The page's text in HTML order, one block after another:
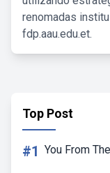
renomadas
fdp.aau.edu.et.
Top Post
#1 You From